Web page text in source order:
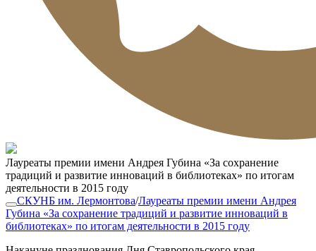
Лауреаты премии имени Андрея Губина «За сохранение
традиций и развитие инноваций в библиотеках» по итогам
деятельности в 2015 году
СКУНБ им. Лермонтова/Лауреаты премии имени Андрея
Губина «За сохранение традиций и развитие инноваций в
библиотеках» по итогам деятельности в 2015 году